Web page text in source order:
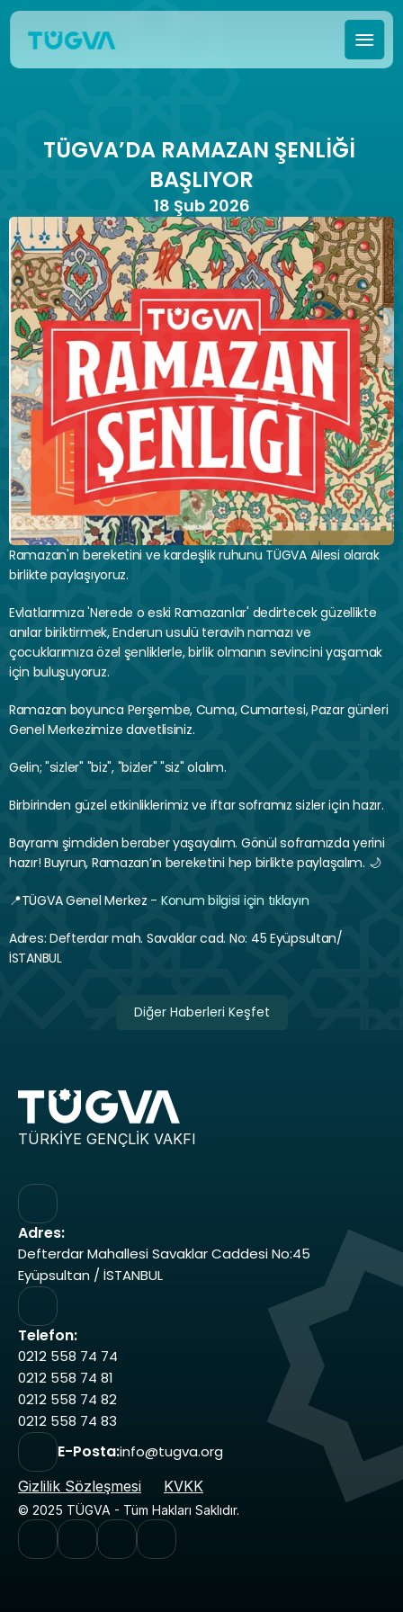
TÜGVA’DA RAMAZAN ŞENLİĞİ
BAŞLIYOR
18 Şub 2026
Ramazan'ın bereketini ve kardeşlik ruhunu TÜGVA Ailesi olarak
birlikte paylaşıyoruz.
Evlatlarımıza 'Nerede o eski Ramazanlar' dedirtecek güzellikte
anılar biriktirmek, Enderun usulü teravih namazı ve
çocuklarımıza özel şenliklerle, birlik olmanın sevincini yaşamak
için buluşuyoruz.
Ramazan boyunca Perşembe, Cuma, Cumartesi, Pazar günleri
Genel Merkezimize davetlisiniz.
Gelin; "sizler" "biz", "bizler" "siz" olalım.
Birbirinden güzel etkinliklerimiz ve iftar soframız sizler için hazır.
Bayramı şimdiden beraber yaşayalım. Gönül soframızda yerini
hazır! Buyrun, Ramazan’ın bereketini hep birlikte paylaşalım. 🌙
📍TÜGVA Genel Merkez - Konum bilgisi için tıklayın
Adres: Defterdar mah. Savaklar cad. No: 45 Eyüpsultan/
İSTANBUL
Diğer Haberleri Keşfet
TÜRKİYE GENÇLİK VAKFI
Adres:
Defterdar Mahallesi Savaklar Caddesi No:45
Eyüpsultan / İSTANBUL
Telefon:
0212 558 74 74
0212 558 74 81
0212 558 74 82
0212 558 74 83
E-Posta:info@tugva.org
Gizlilik Sözleşmesi KVKK
© 2025 TÜGVA - Tüm Hakları Saklıdır.